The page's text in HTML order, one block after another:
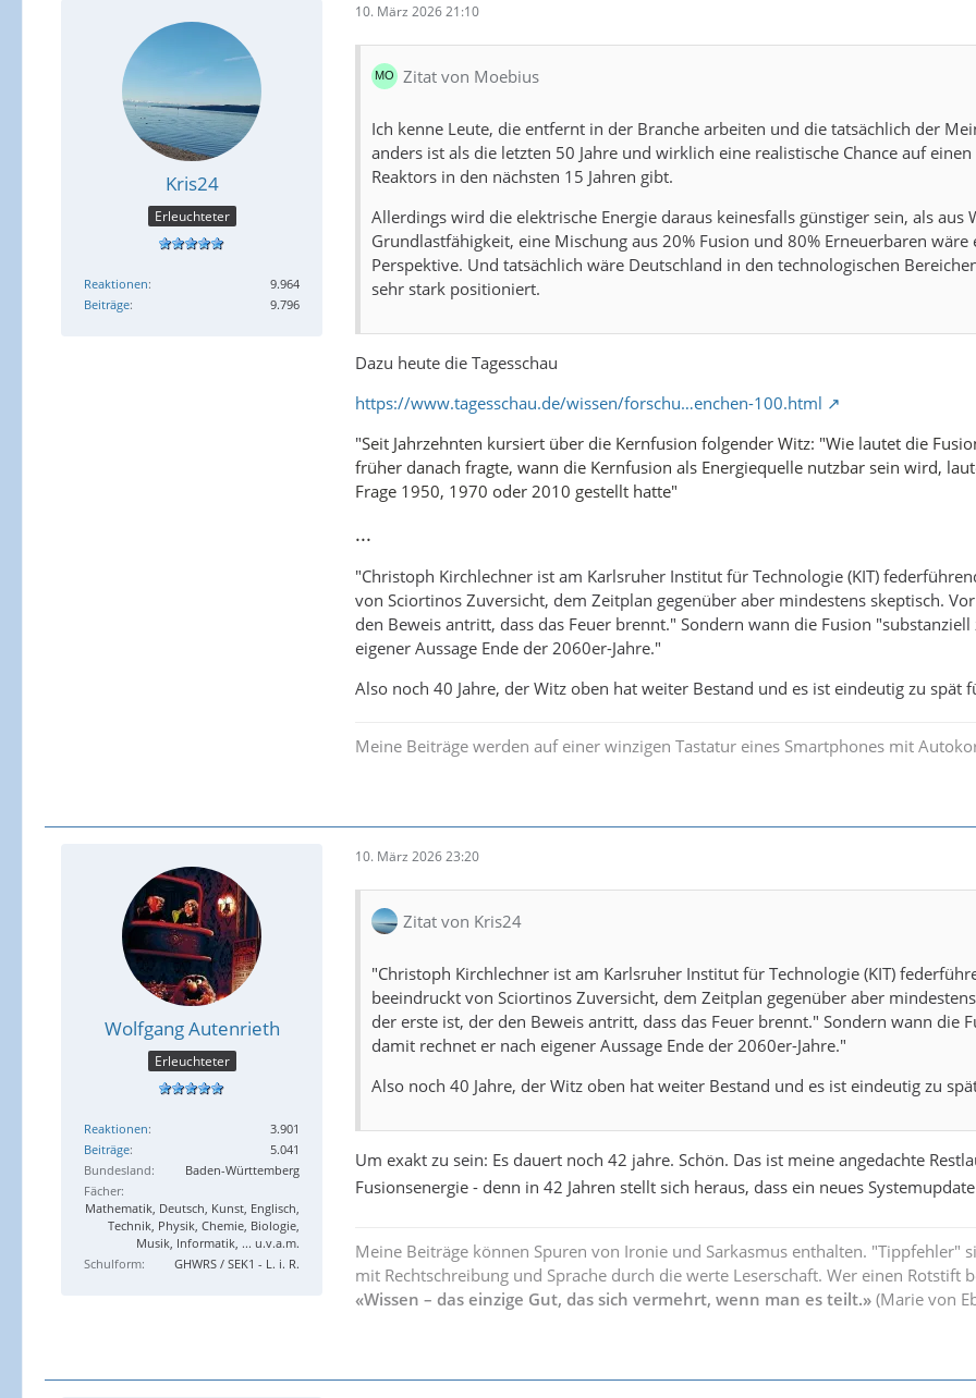
Kris24
Erleuchteter
Reaktionen
9.964
Beiträge
9.796
10. März 2026 21:10
Zitat von Moebius
Ich kenne Leute, die entfernt in der Branche arbeiten und die tatsächlich der
anders ist als die letzten 50 Jahre und wirklich eine realistische Chance auf
Reaktors in den nächsten 15 Jahren gibt.
Allerdings wird die elektrische Energie daraus keinesfalls günstiger sein, als
Grundlastfähigkeit, eine Mischung aus 20% Fusion und 80% Erneuerbaren
Perspektive. Und tatsächlich wäre Deutschland in den technologischen
sehr stark positioniert.
Dazu heute die Tagesschau
https://www.tagesschau.de/wissen/forschu…enchen-100.html
"Seit Jahrzehnten kursiert über die Kernfusion folgender Witz: "Wie lautet die
früher danach fragte, wann die Kernfusion als Energiequelle nutzbar sein wird,
Frage 1950, 1970 oder 2010 gestellt hatte"
...
"Christoph Kirchlechner ist am Karlsruher Institut für Technologie (KIT)
von Sciortinos Zuversicht, dem Zeitplan gegenüber aber mindestens skeptisch.
den Beweis antritt, dass das Feuer brennt." Sondern wann die Fusion
eigener Aussage Ende der 2060er-Jahre."
Also noch 40 Jahre, der Witz oben hat weiter Bestand und es ist eindeutig zu
Meine Beiträge werden auf einer winzigen Tastatur eines Smartphones mit
Wolfgang Autenrieth
Erleuchteter
Reaktionen
3.901
Beiträge
5.041
Bundesland
Baden-Württemberg
Fächer
Mathematik, Deutsch, Kunst, Englisch,
Technik, Physik, Chemie, Biologie,
Musik, Informatik, ... u.v.a.m.
Schulform
GHWRS / SEK1 - L. i. R.
10. März 2026 23:20
Zitat von Kris24
"Christoph Kirchlechner ist am Karlsruher Institut für Technologie (KIT)
beeindruckt von Sciortinos Zuversicht, dem Zeitplan gegenüber aber
der erste ist, der den Beweis antritt, dass das Feuer brennt." Sondern wann die
damit rechnet er nach eigener Aussage Ende der 2060er-Jahre."
Also noch 40 Jahre, der Witz oben hat weiter Bestand und es ist eindeutig zu
Um exakt zu sein: Es dauert noch 42 jahre. Schön. Das ist meine angedachte
Fusionsenergie - denn in 42 Jahren stellt sich heraus, dass ein neues
Meine Beiträge können Spuren von Ironie und Sarkasmus enthalten.
mit Rechtschreibung und Sprache durch die werte Leserschaft. Wer einen
«Wissen – das einzige Gut, das sich vermehrt, wenn man es teilt.» (Marie von